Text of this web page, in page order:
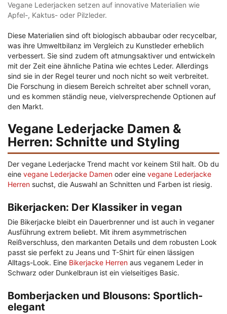
Vegane Lederjacken setzen auf innovative Materialien wie
Apfel-, Kaktus- oder Pilzleder.
Diese Materialien sind oft biologisch abbaubar oder recycelbar,
was ihre Umweltbilanz im Vergleich zu Kunstleder erheblich
verbessert. Sie sind zudem oft atmungsaktiver und entwickeln
mit der Zeit eine ähnliche Patina wie echtes Leder. Allerdings
sind sie in der Regel teurer und noch nicht so weit verbreitet.
Die Forschung in diesem Bereich schreitet aber schnell voran,
und es kommen ständig neue, vielversprechende Optionen auf
den Markt.
Vegane Lederjacke Damen &
Herren: Schnitte und Styling
Der vegane Lederjacke Trend macht vor keinem Stil halt. Ob du
eine vegane Lederjacke Damen oder eine vegane Lederjacke
Herren suchst, die Auswahl an Schnitten und Farben ist riesig.
Bikerjacken: Der Klassiker in vegan
Die Bikerjacke bleibt ein Dauerbrenner und ist auch in veganer
Ausführung extrem beliebt. Mit ihrem asymmetrischen
Reißverschluss, den markanten Details und dem robusten Look
passt sie perfekt zu Jeans und T-Shirt für einen lässigen
Alltags-Look. Eine Bikerjacke Herren aus veganem Leder in
Schwarz oder Dunkelbraun ist ein vielseitiges Basic.
Bomberjacken und Blousons: Sportlich-
elegant